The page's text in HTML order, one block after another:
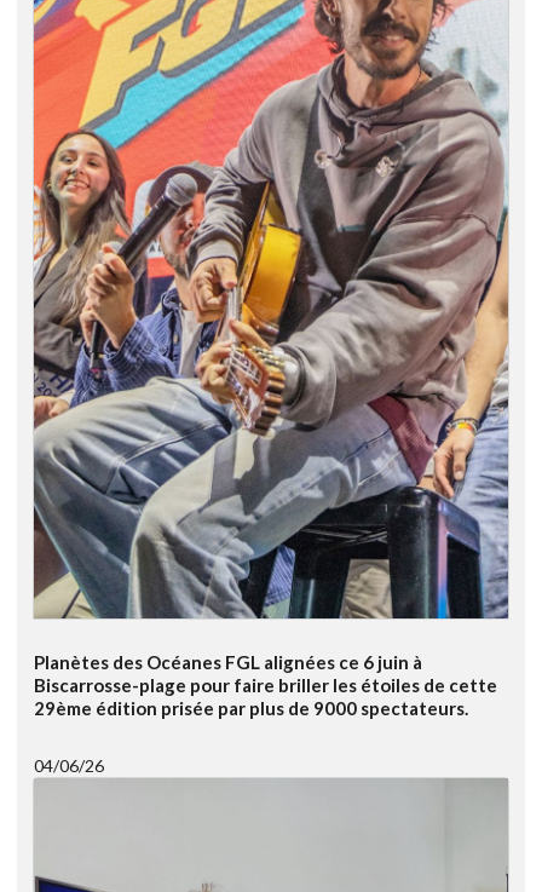
Planètes des Océanes FGL alignées ce 6 juin à
Biscarrosse-plage pour faire briller les étoiles de cette
29ème édition prisée par plus de 9000 spectateurs.
04/06/26